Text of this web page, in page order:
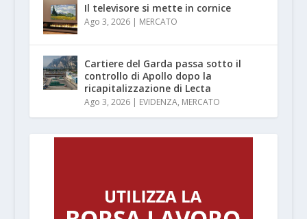
Il televisore si mette in cornice
Ago 3, 2026| MERCATO
Cartiere del Garda passa sotto il
controllo di Apollo dopo la
ricapitalizzazione di Lecta
Ago 3, 2026| EVIDENZA, MERCATO